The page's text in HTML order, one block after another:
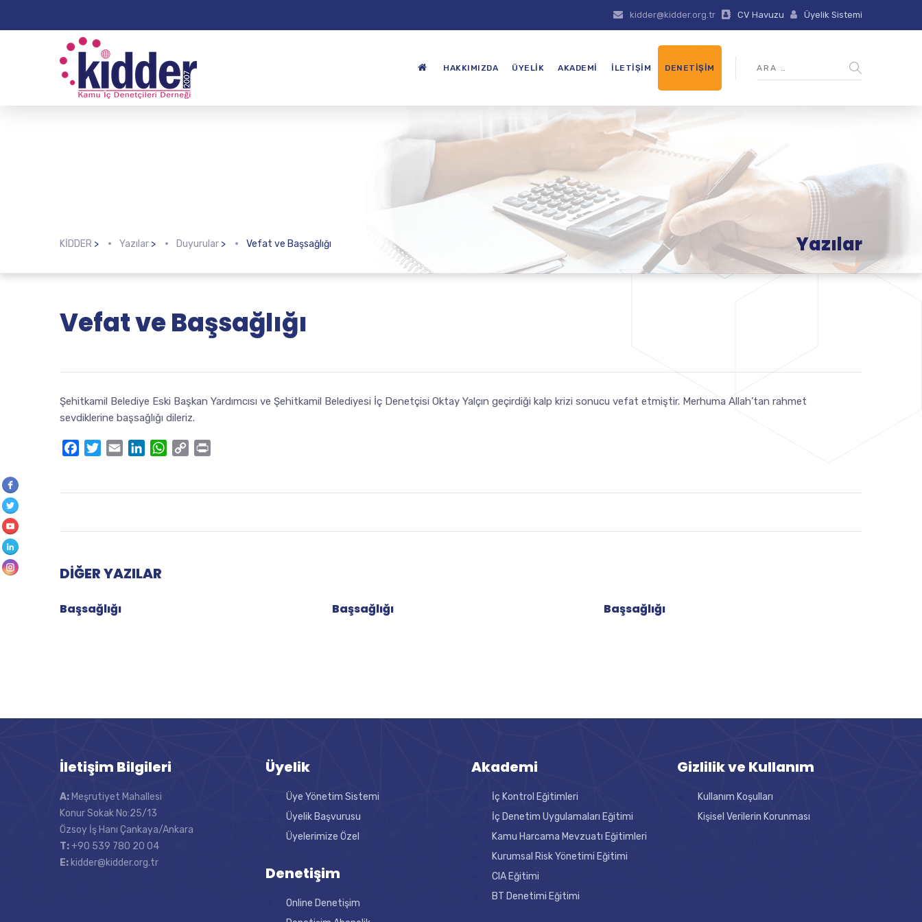
kidder@kidder.org.tr CV Havuzu Üyelik Sistemi
HAKKIMIZDA ÜYELIK AKADEMI İLETIŞIM DENETIŞIM
Yazılar
KİDDER > Yazılar > Duyurular > Vefat ve Başsağlığı
Vefat ve Başsağlığı
Şehitkamil Belediye Eski Başkan Yardımcısı ve Şehitkamil Belediyesi İç Denetçisi Oktay Yalçın geçirdiği kalp krizi sonucu vefat etmiştir. Merhuma Allah’tan rahmet
sevdiklerine başsağlığı dileriz.
FacebookTwitter
Email LinkedInWhatsApp
Copy
DIĞER YAZILAR
Başsağlığı Başsağlığı Başsağlığı
İletişim Bilgileri
A: Meşrutiyet Mahallesi
Konur Sokak No:25/13
Özsoy İş Hanı Çankaya/Ankara
T:+90 539 780 20 04
E: kidder@kidder.org.tr
Üyelik
Üye Yönetim Sistemi
Üyelik Başvurusu
Üyelerimize Özel
Denetişim
Online Denetişim
Akademi
İç Kontrol Eğitimleri
İç Denetim Uygulamaları Eğitimi
Kamu Harcama Mevzuatı Eğitimleri
Kurumsal Risk Yönetimi Eğitimi
CIA Eğitimi
BT Denetimi Eğitimi
Gizlilik ve Kullanım
Kullanım Koşulları
Kişisel Verilerin Korunması